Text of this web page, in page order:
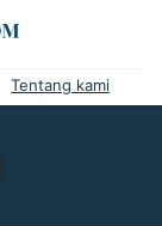
Tentang kami